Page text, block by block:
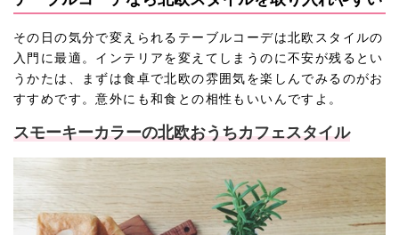
その日の気分で変えられるテーブルコーデは北欧スタイルの
入門に最適。インテリアを変えてしまうのに不安が残るとい
うかたは、まずは食卓で北欧の雰囲気を楽しんでみるのがお
すすめです。意外にも和食との相性もいいんですよ。
スモーキーカラーの北欧おうちカフェスタイル